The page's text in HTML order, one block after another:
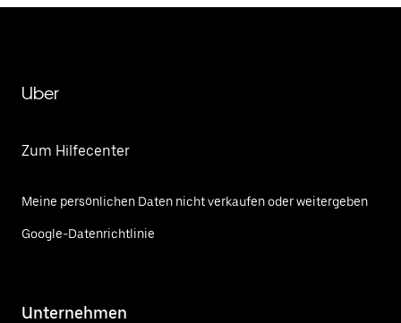
Uber
Zum Hilfecenter
Meine persönlichen Daten nicht verkaufen oder weitergeben
Google-Datenrichtlinie
Unternehmen